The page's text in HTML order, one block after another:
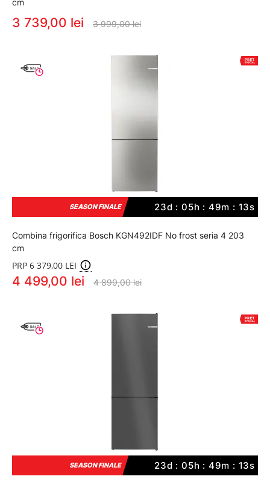
cm
3 739,00 lei 3 999,00 lei
SEASON FINALE 23d : 05h : 49m : 12s
Combina frigorifica Bosch KGN492IDF No frost seria 4 203
cm
PRP 6 379,00 LEI
4 499,00 lei 4 899,00 lei
SEASON FINALE 23d : 05h : 49m : 12s